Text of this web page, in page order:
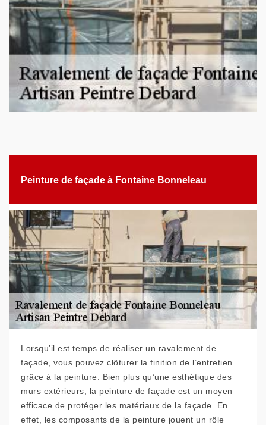
Peinture de façade à Fontaine Bonneleau
Lorsqu’il est temps de réaliser un ravalement de
façade, vous pouvez clôturer la finition de l’entretien
grâce à la peinture. Bien plus qu’une esthétique des
murs extérieurs, la peinture de façade est un moyen
efficace de protéger les matériaux de la façade. En
effet, les composants de la peinture jouent un rôle